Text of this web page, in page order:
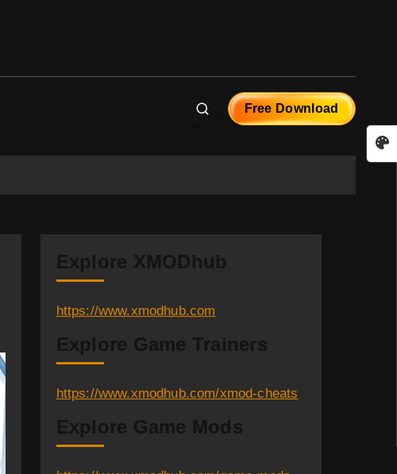
Free Download
Explore XMODhub
https://www.xmodhub.com
Explore Game Trainers
https://www.xmodhub.com/xmod-cheats
Explore Game Mods